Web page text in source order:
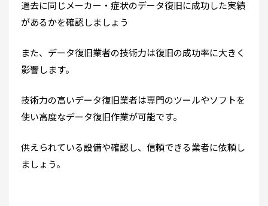
過去に同じメーカー・症状のデータ復旧に成功した実績
があるかを確認しましょう
また、データ復旧業者の技術力は復旧の成功率に大きく
影響します。
技術力の高いデータ復旧業者は専門のツールやソフトを
使い高度なデータ復旧作業が可能です。
供えられている設備や確認し、信頼できる業者に依頼し
ましょう。